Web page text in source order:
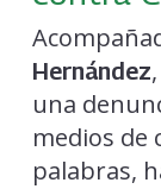
Hernández
una
medios de
palabras,